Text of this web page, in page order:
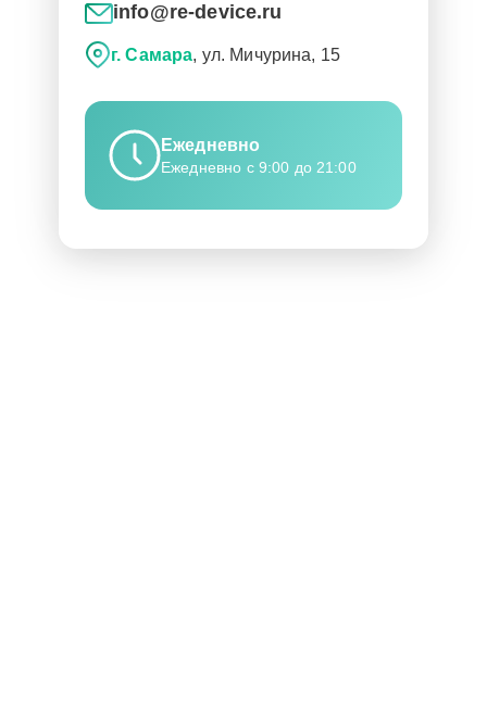
info@re-device.ru
г. Самара, ул. Мичурина, 15
Ежедневно
Ежедневно с 9:00 до 21:00